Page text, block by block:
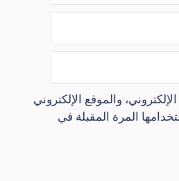
والموقع الإلكتروني
المرة المقبلة في